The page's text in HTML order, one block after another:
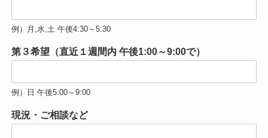
例）月,水,土 午後4:30～5:30
第３希望（直近１週間内 午後1:00～9:00で）
例）日 午後5:00～9:00
現況・ご相談など